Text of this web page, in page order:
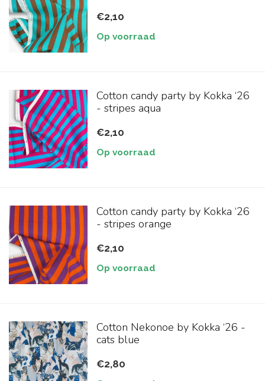
€2,10
Op voorraad
Cotton candy party by Kokka ‘26
- stripes aqua
€2,10
Op voorraad
Cotton candy party by Kokka ‘26
- stripes orange
€2,10
Op voorraad
Cotton Nekonoe by Kokka ‘26 -
cats blue
€2,80